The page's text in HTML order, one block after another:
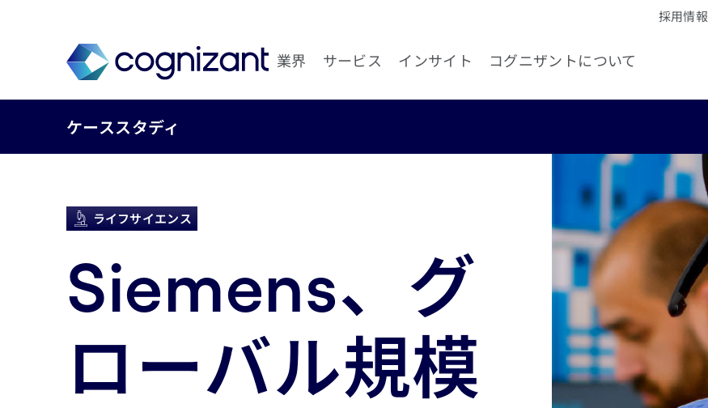
採用情報
業界 サービス インサイト コグニザントについて
ケーススタディ
ライフサイエンス
Siemens、グ
ローバル規模